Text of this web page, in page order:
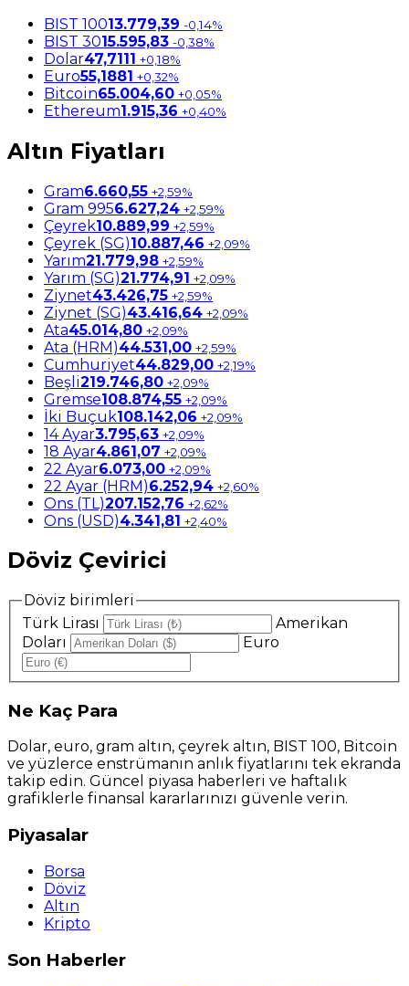
BIST 10013.779,39 -0,14%
BIST 3015.595,83 -0,38%
Dolar47,7111 +0,18%
Euro55,1881 +0,32%
Bitcoin65.004,60 +0,05%
Ethereum1.915,36 +0,40%
Altın Fiyatları
Gram6.660,55 +2,59%
Gram 9956.627,24 +2,59%
Çeyrek10.889,99 +2,59%
Çeyrek (SG)10.887,46 +2,09%
Yarım21.779,98 +2,59%
Yarım (SG)21.774,91 +2,09%
Ziynet43.426,75 +2,59%
Ziynet (SG)43.416,64 +2,09%
Ata45.014,80 +2,09%
Ata (HRM)44.531,00 +2,59%
Cumhuriyet44.829,00 +2,19%
Beşli219.746,80 +2,09%
Gremse108.874,55 +2,09%
İki Buçuk108.142,06 +2,09%
14 Ayar3.795,63 +2,09%
18 Ayar4.861,07 +2,09%
22 Ayar6.073,00 +2,09%
22 Ayar (HRM)6.252,94 +2,60%
Ons (TL)207.152,76 +2,62%
Ons (USD)4.341,81 +2,40%
Döviz Çevirici
Döviz birimleri
Türk Lirası
Amerikan
Doları
Euro
Ne Kaç Para
Dolar, euro, gram altın, çeyrek altın, BIST 100, Bitcoin
ve yüzlerce enstrümanın anlık fiyatlarını tek ekranda
takip edin. Güncel piyasa haberleri ve haftalık
grafiklerle finansal kararlarınızı güvenle verin.
Piyasalar
Borsa
Döviz
Altın
Kripto
Son Haberler